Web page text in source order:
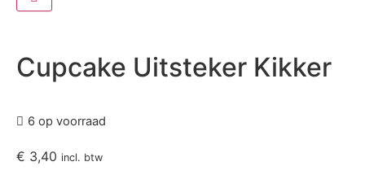
Cupcake Uitsteker Kikker
6 op voorraad
€ 3,40 incl. btw